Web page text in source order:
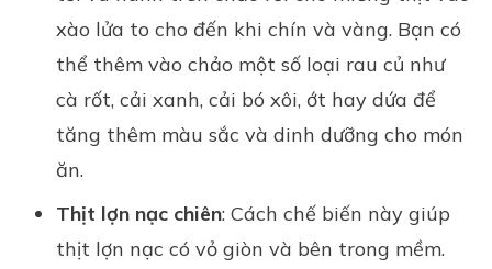
xào lửa to cho đến khi chín và vàng. Bạn có
thể thêm vào chảo một số loại rau củ như
cà rốt, cải xanh, cải bó xôi, ớt hay dứa để
tăng thêm màu sắc và dinh dưỡng cho món
ăn.
Thịt lợn nạc chiên: Cách chế biến này giúp
thịt lợn nạc có vỏ giòn và bên trong mềm.